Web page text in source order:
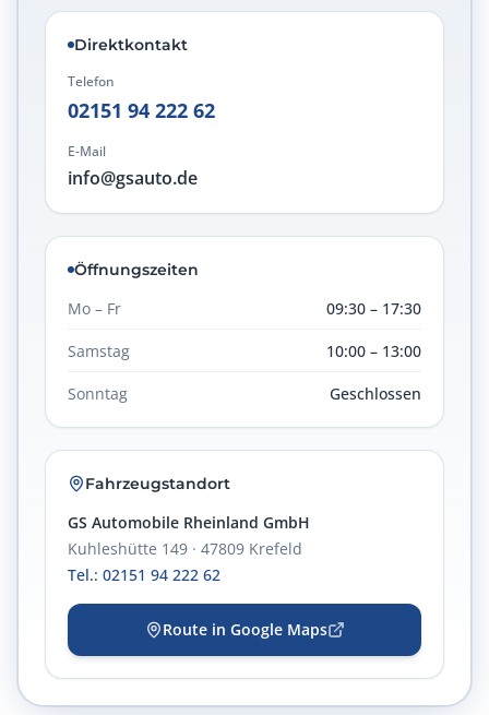
Direktkontakt
Telefon
02151 94 222 62
E-Mail
info@gsauto.de
Öffnungszeiten
Mo – Fr 09:30 – 17:30
Samstag 10:00 – 13:00
Sonntag Geschlossen
Fahrzeugstandort
GS Automobile Rheinland GmbH
Kuhleshütte 149 · 47809 Krefeld
Tel.: 02151 94 222 62
Route in Google Maps